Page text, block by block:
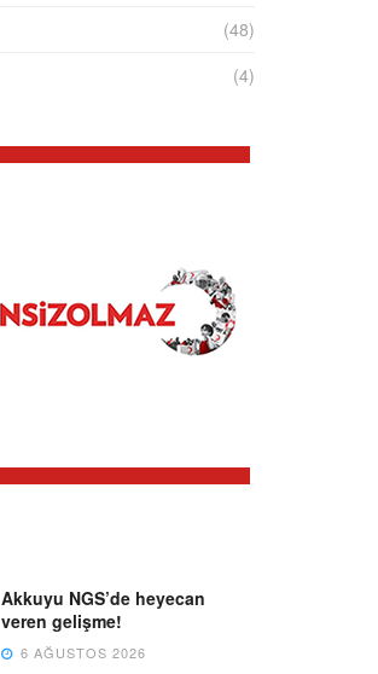
(48)
(4)
Akkuyu NGS’de heyecan
veren gelişme!
6 AĞUSTOS 2026